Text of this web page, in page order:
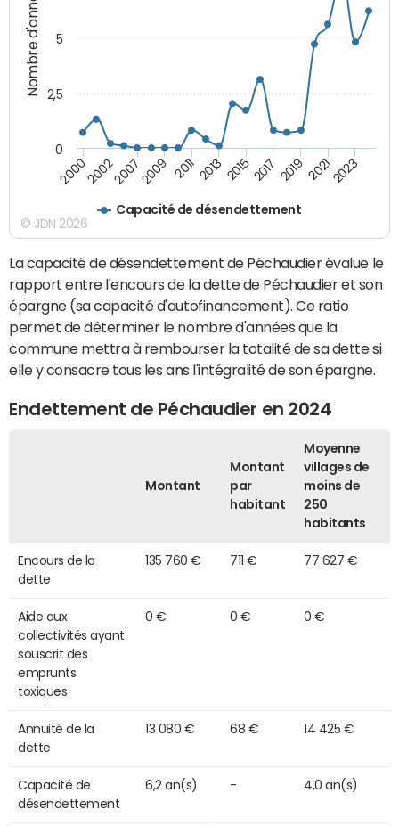
Nombre d'années
Capacité de désendettement
2000200220072009 2011 2013 20152017 2019 20212023
0
2,5
5
© JDN 2026
La capacité de désendettement de Péchaudier évalue le
rapport entre l'encours de la dette de Péchaudier et son
épargne (sa capacité d'autofinancement). Ce ratio
permet de déterminer le nombre d'années que la
commune mettra à rembourser la totalité de sa dette si
elle y consacre tous les ans l'intégralité de son épargne.
Endettement de Péchaudier en 2024
Montant
Montant
par
habitant
Moyenne
villages de
moins de
250
habitants
Encours de la
dette
135 760 € 711 € 77 627 €
Aide aux
collectivités ayant
souscrit des
emprunts
toxiques
0 € 0 € 0 €
Annuité de la
dette
13 080 € 68 € 14 425 €
Capacité de
désendettement
6,2 an(s) - 4,0 an(s)